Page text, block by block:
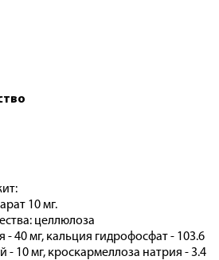
10 мг.
целлюлоза
- 40 мг, кальция гидрофосфат - 103.6
- 10 мг, кроскармеллоза натрия - 3.4